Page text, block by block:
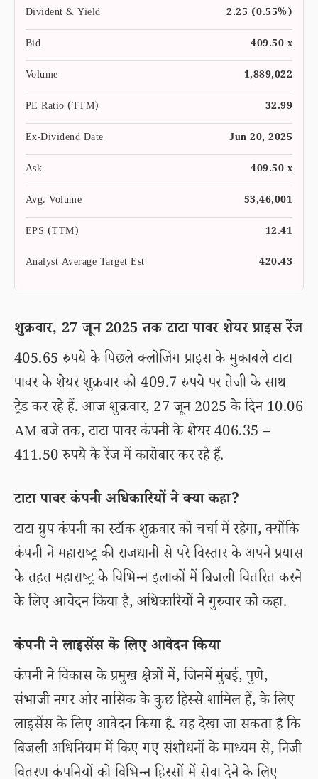
Divident & Yield
2.25 (0.55%)
Bid
409.50 x
Volume
1,889,022
PE Ratio (TTM)
32.99
Ex-Dividend Date
Jun 20, 2025
Ask
409.50 x
Avg. Volume
53,46,001
EPS (TTM)
12.41
Analyst Average Target Est
420.43
शुक्रवार, 27 जून 2025 तक टाटा पावर शेयर प्राइस रेंज
405.65 रुपये के पिछले क्लोजिंग प्राइस के मुकाबले टाटा
पावर के शेयर शुक्रवार को 409.7 रुपये पर तेजी के साथ
ट्रेड कर रहे हैं. आज शुक्रवार, 27 जून 2025 के दिन 10.06
AM बजे तक, टाटा पावर कंपनी के शेयर 406.35 –
411.50 रुपये के रेंज में कारोबार कर रहे हैं.
टाटा पावर कंपनी अधिकारियों ने क्या कहा?
टाटा ग्रुप कंपनी का स्टॉक शुक्रवार को चर्चा में रहेगा, क्योंकि
कंपनी ने महाराष्ट्र की राजधानी से परे विस्तार के अपने प्रयास
के तहत महाराष्ट्र के विभिन्न इलाकों में बिजली वितरित करने
के लिए आवेदन किया है, अधिकारियों ने गुरुवार को कहा.
कंपनी ने लाइसेंस के लिए आवेदन किया
कंपनी ने विकास के प्रमुख क्षेत्रों में, जिनमें मुंबई, पुणे,
संभाजी नगर और नासिक के कुछ हिस्से शामिल हैं, के लिए
लाइसेंस के लिए आवेदन किया है. यह देखा जा सकता है कि
बिजली अधिनियम में किए गए संशोधनों के माध्यम से, निजी